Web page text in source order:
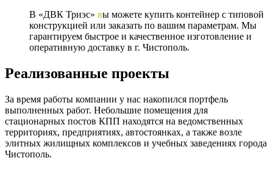
В «ДВК Триэс» вы можете купить контейнер с типовой
конструкцией или заказать по вашим параметрам. Мы
гарантируем быстрое и качественное изготовление и
оперативную доставку в г. Чистополь.
Реализованные проекты
За время работы компании у нас накопился портфель
выполненных работ. Небольшие помещения для
стационарных постов КПП находятся на ведомственных
территориях, предприятиях, автостоянках, а также возле
элитных жилищных комплексов и учебных заведениях города
Чистополь.